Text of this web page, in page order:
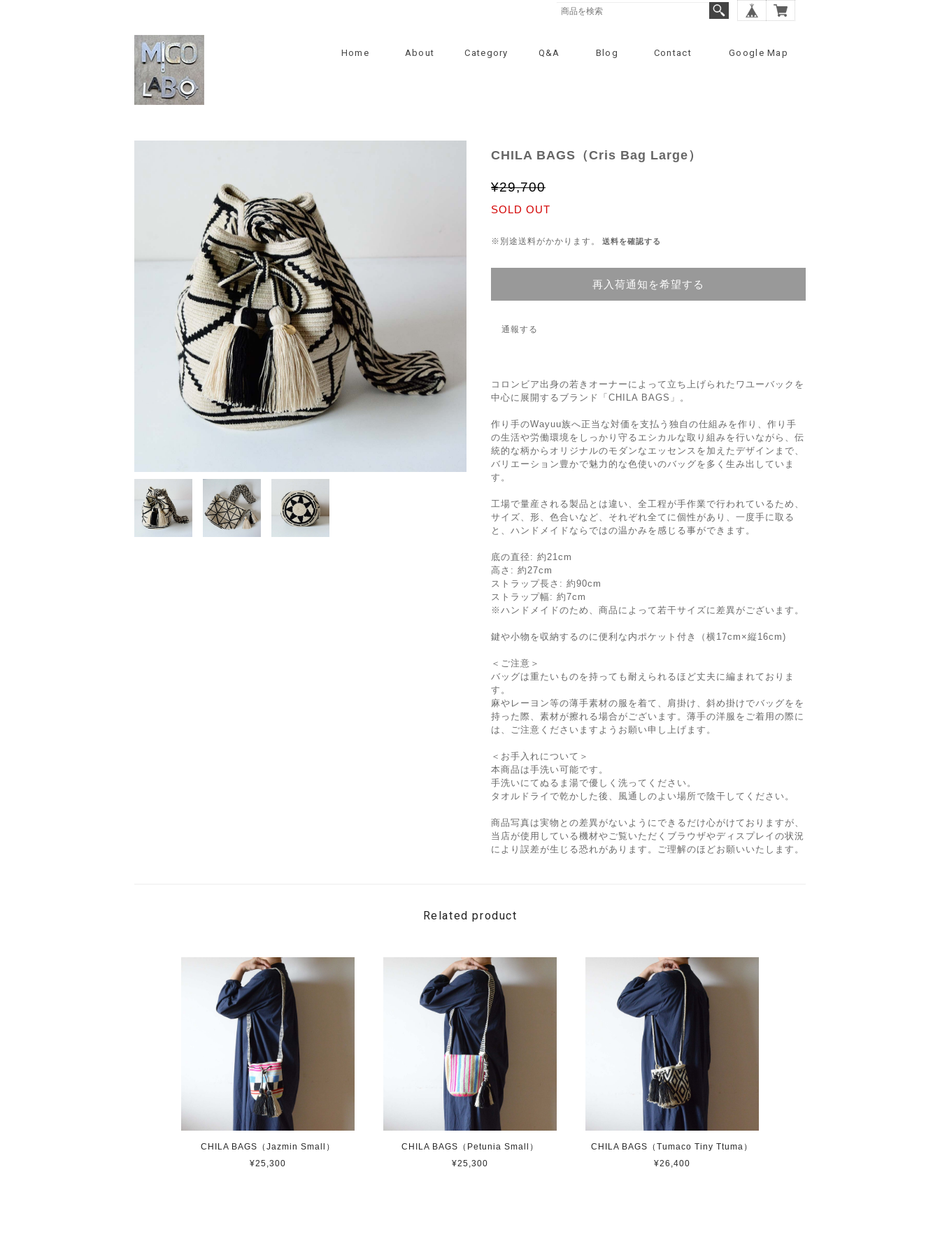
Home About Category Q&A Blog Contact Google Map
CHILA BAGS（Cris Bag Large）
¥29,700
SOLD OUT
※別途送料がかかります。 送料を確認する
再入荷通知を希望する
通報する
コロンビア出身の若きオーナーによって立ち上げられたワユーバックを
中心に展開するブランド「CHILA BAGS」。
作り手のWayuu族へ正当な対価を支払う独自の仕組みを作り、作り手
の生活や労働環境をしっかり守るエシカルな取り組みを行いながら、伝
統的な柄からオリジナルのモダンなエッセンスを加えたデザインまで、
バリエーション豊かで魅力的な色使いのバッグを多く生み出していま
す。
工場で量産される製品とは違い、全工程が手作業で行われているため、
サイズ、形、色合いなど、それぞれ全てに個性があり、一度手に取る
と、ハンドメイドならではの温かみを感じる事ができます。
底の直径: 約21cm
高さ: 約27cm
ストラップ長さ: 約90cm
ストラップ幅: 約7cm
※ハンドメイドのため、商品によって若干サイズに差異がございます。
鍵や小物を収納するのに便利な内ポケット付き（横17cm×縦16cm)
＜ご注意＞
バッグは重たいものを持っても耐えられるほど丈夫に編まれておりま
す。
麻やレーヨン等の薄手素材の服を着て、肩掛け、斜め掛けでバッグをを
持った際、素材が擦れる場合がございます。薄手の洋服をご着用の際に
は、ご注意くださいますようお願い申し上げます。
＜お手入れについて＞
本商品は手洗い可能です。
手洗いにてぬるま湯で優しく洗ってください。
タオルドライで乾かした後、風通しのよい場所で陰干してください。
商品写真は実物との差異がないようにできるだけ心がけておりますが、
当店が使用している機材やご覧いただくブラウザやディスプレイの状況
により誤差が生じる恐れがあります。ご理解のほどお願いいたします。
Related product
CHILA BAGS（Jazmin Small）
¥25,300
CHILA BAGS（Petunia Small）
¥25,300
CHILA BAGS（Tumaco Tiny Ttuma）
¥26,400